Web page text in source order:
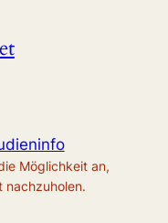
Möglichkeit an,
nachzuholen.